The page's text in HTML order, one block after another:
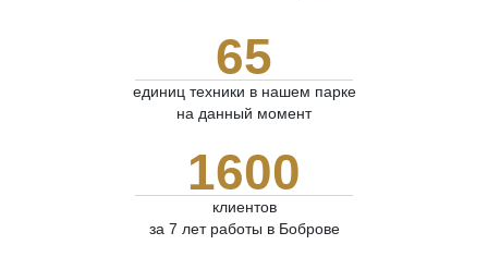
65
единиц техники в нашем парке
на данный момент
1600
клиентов
за 7 лет работы в Боброве